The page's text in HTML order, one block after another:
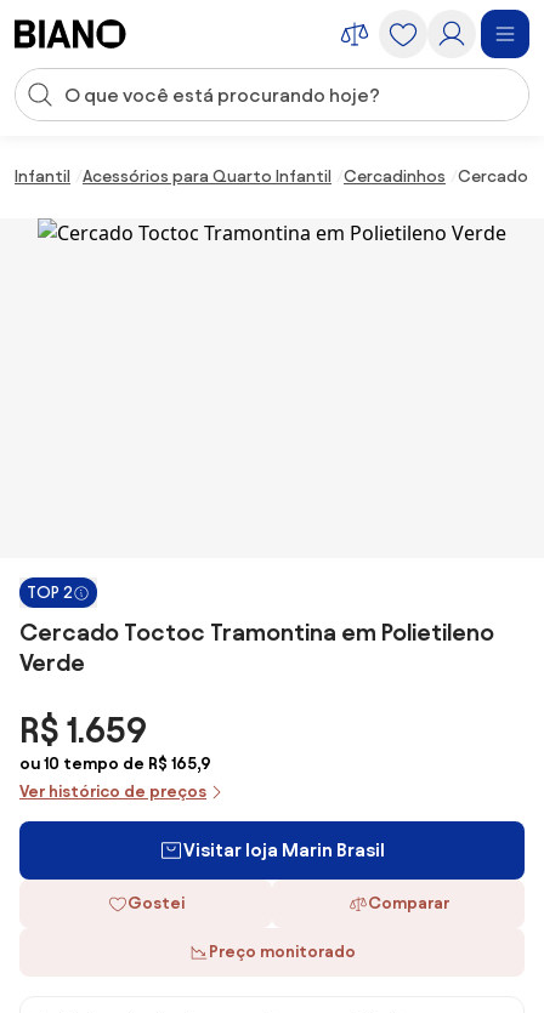
Entrada de pesquisa
Infantil Acessórios para Quarto Infantil Cercadinhos Cercado
TOP 2
Cercado Toctoc Tramontina em Polietileno
Verde
R$ 1.659
ou 10 tempo de R$ 165,9
Ver histórico de preços
Visitar loja Marin Brasil
Gostei Comparar
Preço monitorado